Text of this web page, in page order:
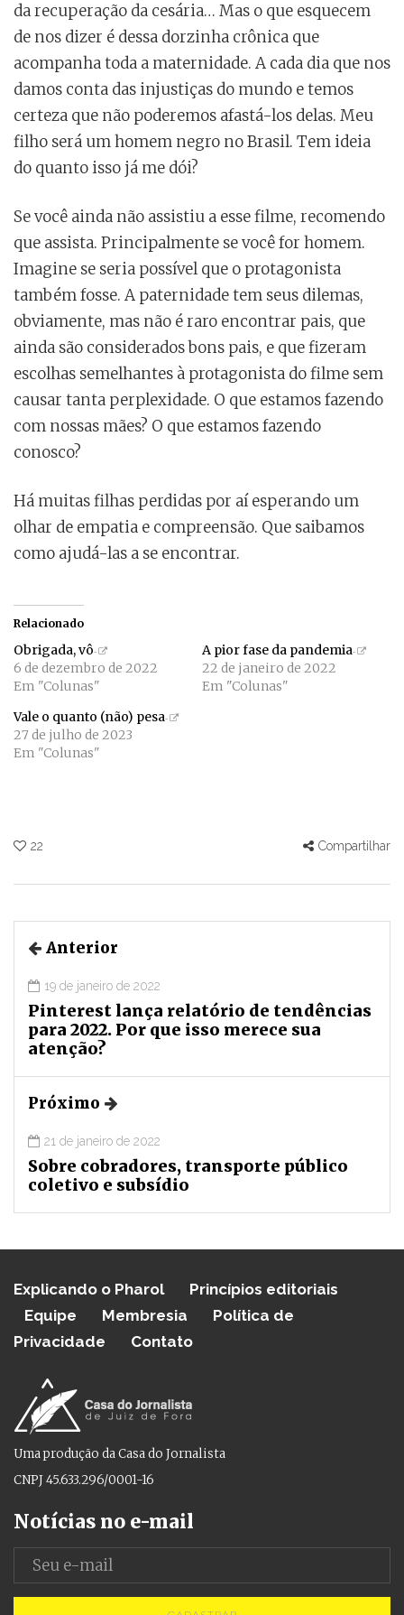
da recuperação da cesária… Mas o que esquecem
de nos dizer é dessa dorzinha crônica que
acompanha toda a maternidade. A cada dia que nos
damos conta das injustiças do mundo e temos
certeza que não poderemos afastá-los delas. Meu
filho será um homem negro no Brasil. Tem ideia
do quanto isso já me dói?
Se você ainda não assistiu a esse filme, recomendo
que assista. Principalmente se você for homem.
Imagine se seria possível que o protagonista
também fosse. A paternidade tem seus dilemas,
obviamente, mas não é raro encontrar pais, que
ainda são considerados bons pais, e que fizeram
escolhas semelhantes à protagonista do filme sem
causar tanta perplexidade. O que estamos fazendo
com nossas mães? O que estamos fazendo
conosco?
Há muitas filhas perdidas por aí esperando um
olhar de empatia e compreensão. Que saibamos
como ajudá-las a se encontrar.
Relacionado
Obrigada, vô
6 de dezembro de 2022
Em "Colunas"
A pior fase da pandemia
22 de janeiro de 2022
Em "Colunas"
Vale o quanto (não) pesa
27 de julho de 2023
Em "Colunas"
22 Compartilhar
Anterior
19 de janeiro de 2022
Pinterest lança relatório de tendências
para 2022. Por que isso merece sua
atenção?
Próximo
21 de janeiro de 2022
Sobre cobradores, transporte público
coletivo e subsídio
Explicando o Pharol
Princípios editoriais
Equipe
Membresia
Política de
Privacidade
Contato
Uma produção da Casa do Jornalista
CNPJ 45.633.296/0001-16
Notícias no e-mail